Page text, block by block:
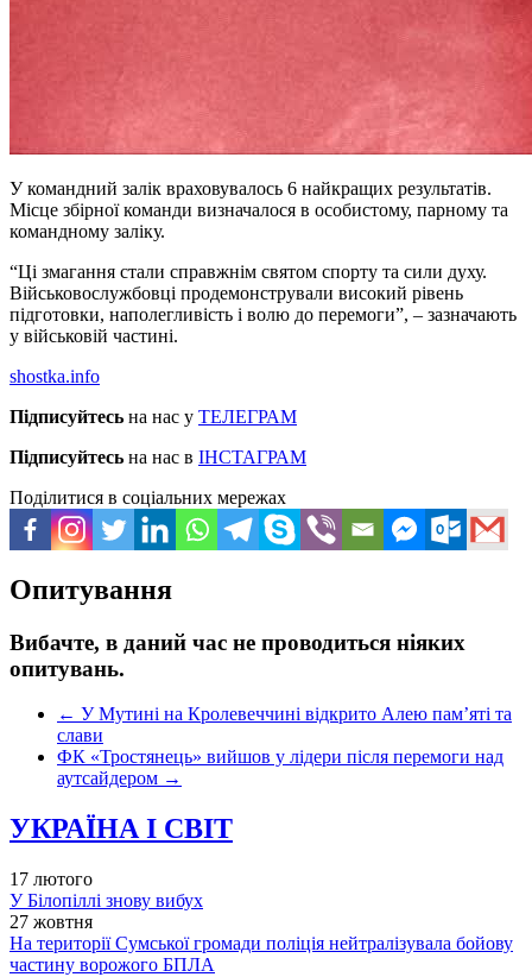
У командний залік враховувалось 6 найкращих результатів.
Місце збірної команди визначалося в особистому, парному та
командному заліку.
“Ці змагання стали справжнім святом спорту та сили духу.
Військовослужбовці продемонстрували високий рівень
підготовки, наполегливість і волю до перемоги”, – зазначають
у військовій частині.
shostka.info
Підписуйтесь на нас у ТЕЛЕГРАМ
Підписуйтесь на нас в ІНСТАГРАМ
Поділитися в соціальних мережах
Опитування
Вибачте, в даний час не проводиться ніяких
опитувань.
← У Мутині на Кролевеччині відкрито Алею пам’яті та
слави
ФК «Тростянець» вийшов у лідери після перемоги над
аутсайдером →
УКРАЇНА І СВІТ
17 лютого
У Білопіллі знову вибух
27 жовтня
На території Сумської громади поліція нейтралізувала бойову
частину ворожого БПЛА